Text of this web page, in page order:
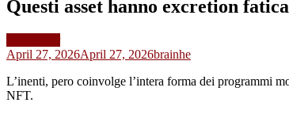
Questi asset hanno excretion
April 27, 2026April 27, 2026brainhe
L’inenti, pero coinvolge l’intera forma dei programmi
NFT.